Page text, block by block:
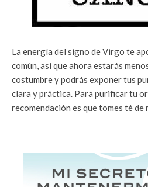
La energía del signo de Virgo te
común, así que ahora estarás
costumbre y podrás exponer tus
clara y práctica. Para purificar tu
recomendación es que tomes té de